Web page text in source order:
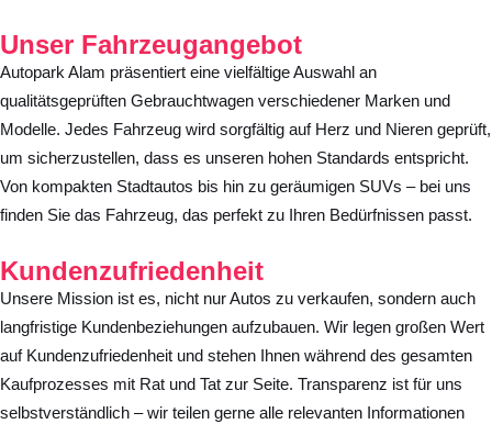
Unser Fahrzeugangebot
Autopark Alam präsentiert eine vielfältige Auswahl an
qualitätsgeprüften Gebrauchtwagen verschiedener Marken und
Modelle. Jedes Fahrzeug wird sorgfältig auf Herz und Nieren geprüft,
um sicherzustellen, dass es unseren hohen Standards entspricht.
Von kompakten Stadtautos bis hin zu geräumigen SUVs – bei uns
finden Sie das Fahrzeug, das perfekt zu Ihren Bedürfnissen passt.
Kundenzufriedenheit
Unsere Mission ist es, nicht nur Autos zu verkaufen, sondern auch
langfristige Kundenbeziehungen aufzubauen. Wir legen großen Wert
auf Kundenzufriedenheit und stehen Ihnen während des gesamten
Kaufprozesses mit Rat und Tat zur Seite. Transparenz ist für uns
selbstverständlich – wir teilen gerne alle relevanten Informationen